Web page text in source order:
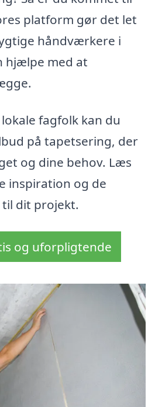
platform gør det let
håndværkere i
hjælpe med at
fagfolk kan du
på tapetsering, der
og dine behov. Læs
inspiration og de
dit projekt.
og uforpligtende